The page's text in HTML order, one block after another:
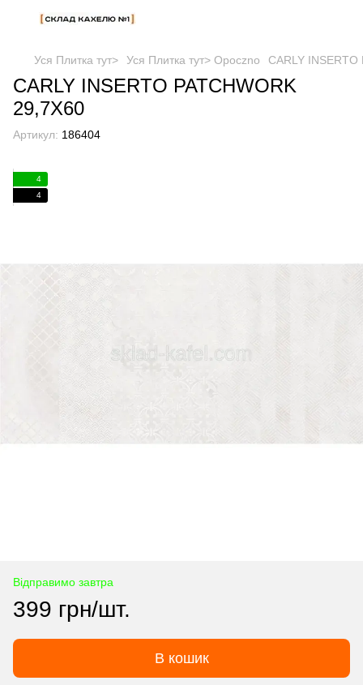
Уся Плитка тут> Уся Плитка тут> Opoczno CARLY INSERTO
CARLY INSERTO PATCHWORK
29,7X60
Артикул: 186404
4
4
Відправимо завтра
399 грн/шт.
В кошик